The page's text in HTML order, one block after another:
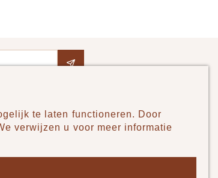
Pudilo
te laten functioneren. Door
verwijzen u voor meer informatie